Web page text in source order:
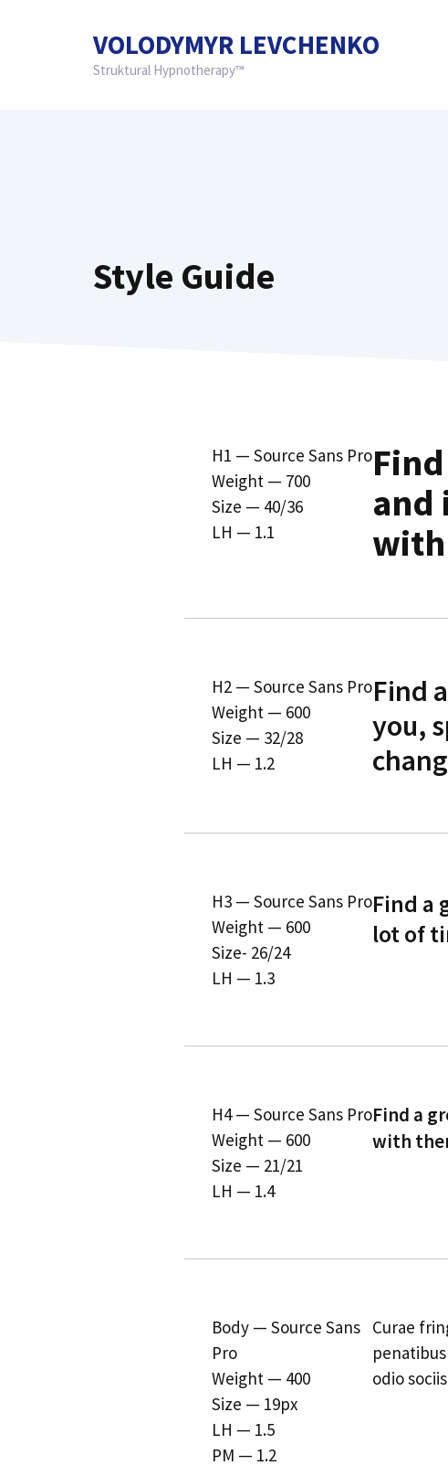
содержимому
VOLODYMYR LEVCHENKO
Struktural Hypnotherapy™
Style Guide
H1 — Source Sans Pro
Weight — 700
Size — 40/36
LH — 1.1
and
H2 — Source Sans Pro
Weight — 600
Size — 32/28
LH — 1.2
Find
you,
H3 — Source Sans Pro
Weight — 600
Size- 26/24
LH — 1.3
Find a
lot of
H4 — Source Sans Pro
Weight — 600
Size — 21/21
LH — 1.4
Find a
with
Body — Source Sans
Pro
Weight — 400
Size — 19px
LH — 1.5
PM — 1.2
Curae
odio